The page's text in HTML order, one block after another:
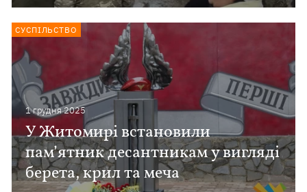
1 грудня 2025
У Житомирі встановили
пам’ятник десантникам у вигляді
берета, крил та меча
СУСПІЛЬСТВО